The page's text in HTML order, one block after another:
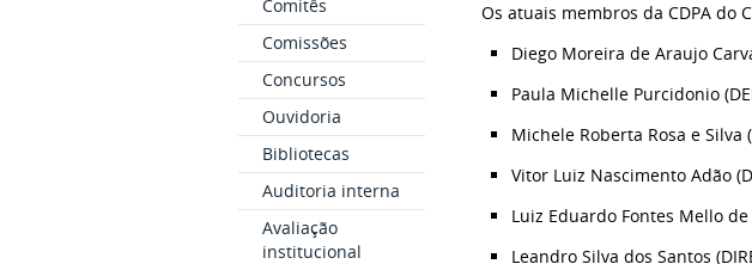
Comitês
Comissões
Concursos
Ouvidoria
Bibliotecas
Auditoria interna
Avaliação
institucional
Os atuais membros da CDPA do
Diego Moreira de Araujo
Paula Michelle Purcidonio
Michele Roberta Rosa e Silva
Vitor Luiz Nascimento Adão
Luiz Eduardo Fontes Mello
Leandro Silva dos Santos